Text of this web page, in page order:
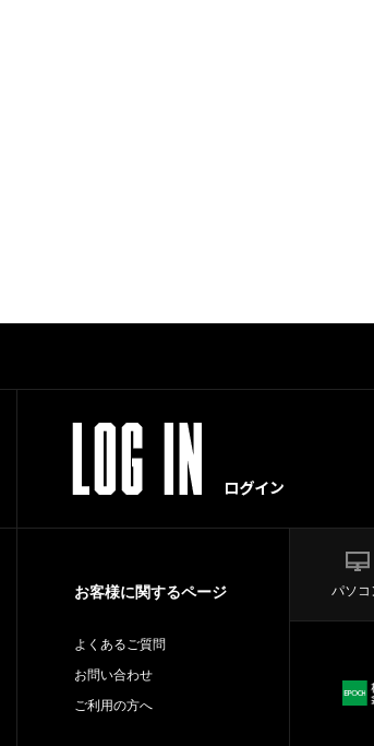
お客様に関するページ
よくあるご質問
お問い合わせ
ご利用の方へ
パソコ